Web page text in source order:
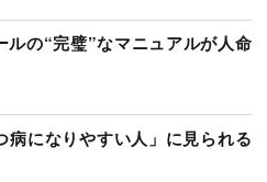
ルの“完璧”なマニュアルが人命
病になりやすい人」に見られる